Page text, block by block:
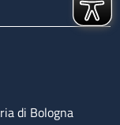
di Bologna